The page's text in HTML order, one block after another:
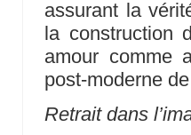
assurant la
la construction
amour comme
post-moderne
Retrait dans